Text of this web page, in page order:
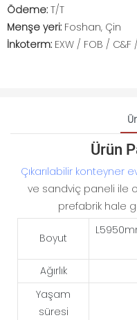
Ödeme: T/T
Menşe yeri: Foshan, Çin
İnkoterm: EXW / FOB / C&F
Ürün
Çıkarılabilir konteyner
ve sandviç paneli ile
prefabrik hale
Boyut
Ağırlık
Yaşam
süresi